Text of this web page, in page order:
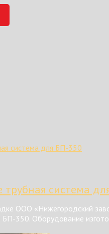
трубная система
ООО «Нижегородский
БП-350. Оборудование